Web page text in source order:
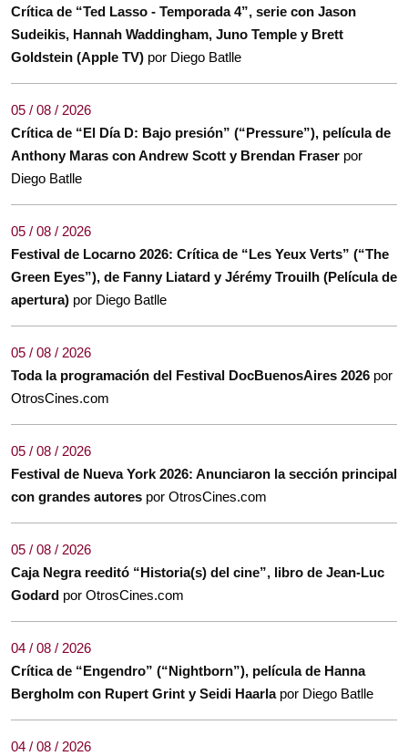
Crítica de “Ted Lasso - Temporada 4”, serie con Jason
Sudeikis, Hannah Waddingham, Juno Temple y Brett
Goldstein (Apple TV) por Diego Batlle
05 / 08 / 2026
Crítica de “El Día D: Bajo presión” (“Pressure”), película de
Anthony Maras con Andrew Scott y Brendan Fraser por
Diego Batlle
05 / 08 / 2026
Festival de Locarno 2026: Crítica de “Les Yeux Verts” (“The
Green Eyes”), de Fanny Liatard y Jérémy Trouilh (Película de
apertura) por Diego Batlle
05 / 08 / 2026
Toda la programación del Festival DocBuenosAires 2026 por
OtrosCines.com
05 / 08 / 2026
Festival de Nueva York 2026: Anunciaron la sección principal
con grandes autores por OtrosCines.com
05 / 08 / 2026
Caja Negra reeditó “Historia(s) del cine”, libro de Jean-Luc
Godard por OtrosCines.com
04 / 08 / 2026
Crítica de “Engendro” (“Nightborn”), película de Hanna
Bergholm con Rupert Grint y Seidi Haarla por Diego Batlle
04 / 08 / 2026